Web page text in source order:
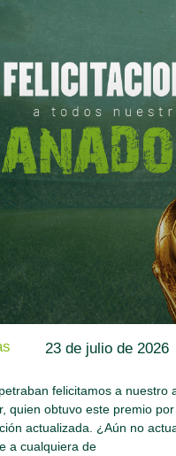
felicitamos a nuestro
quien obtuvo este premio
actualizada. ¿Aún no
a cualquiera de
23 de julio de 2026